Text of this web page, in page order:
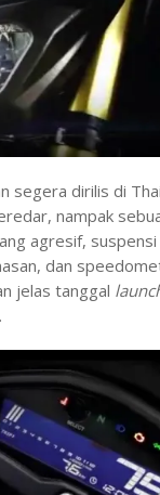
segera dirilis di
nampak
agresif, suspensi
dan
jelas tanggal